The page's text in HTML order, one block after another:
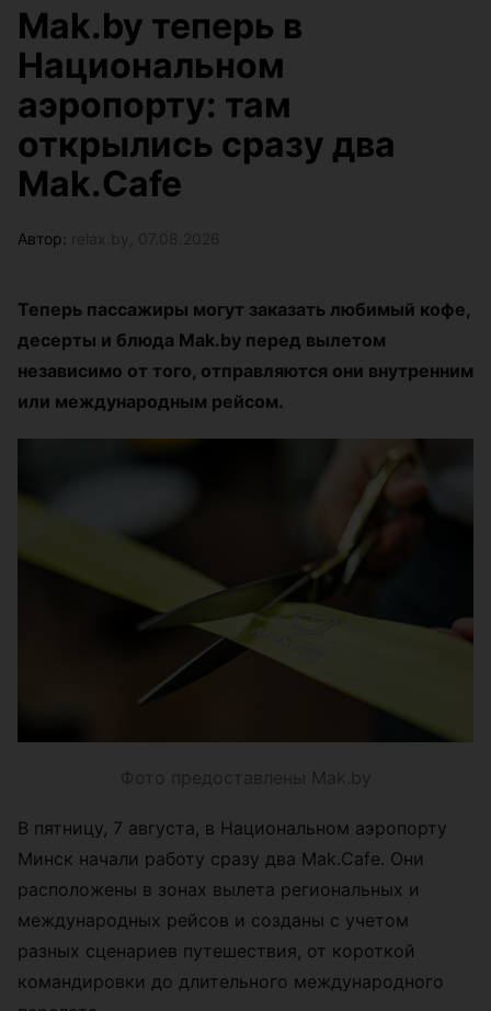
Mak.by теперь в
Национальном
аэропорту: там
открылись сразу два
Mak.Cafe
Автор:
Теперь пассажиры могут заказать любимый кофе,
десерты и блюда Mak.by перед вылетом
независимо от того, отправляются они внутренним
или международным рейсом.
Фото предоставлены Mak.by
В пятницу, 7 августа, в Национальном аэропорту
Минск начали работу сразу два Mak.Cafe. Они
расположены в зонах вылета региональных и
международных рейсов и созданы с учетом
разных сценариев путешествия, от короткой
командировки до длительного международного